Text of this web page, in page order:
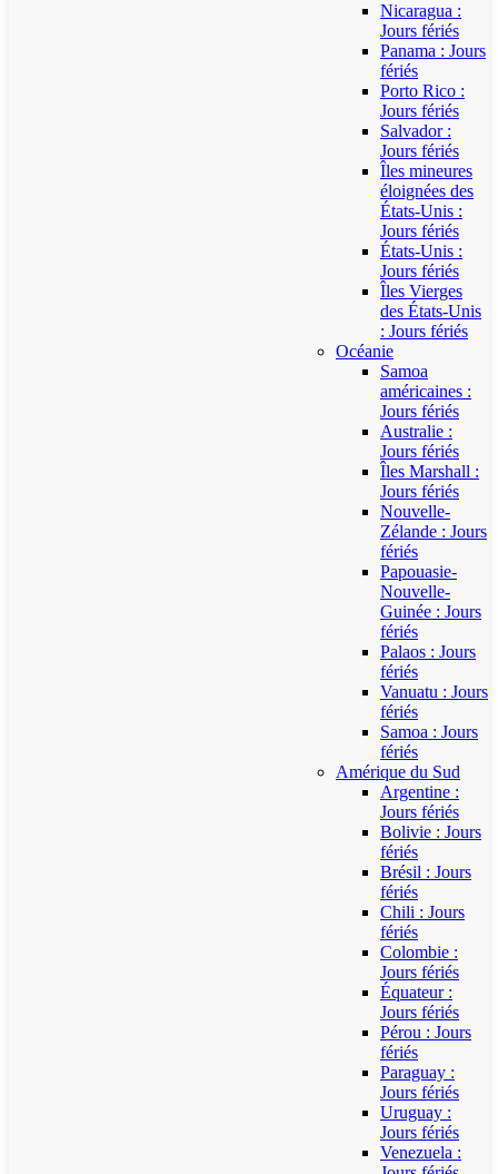
Nicaragua :
Jours fériés
Panama : Jours
fériés
Porto Rico :
Jours fériés
Salvador :
Jours fériés
Îles mineures
éloignées des
États-Unis :
Jours fériés
États-Unis :
Jours fériés
Îles Vierges
des États-Unis
: Jours fériés
Océanie
Samoa
américaines :
Jours fériés
Australie :
Jours fériés
Îles Marshall :
Jours fériés
Nouvelle-
Zélande : Jours
fériés
Papouasie-
Nouvelle-
Guinée : Jours
fériés
Palaos : Jours
fériés
Vanuatu : Jours
fériés
Samoa : Jours
fériés
Amérique du Sud
Argentine :
Jours fériés
Bolivie : Jours
fériés
Brésil : Jours
fériés
Chili : Jours
fériés
Colombie :
Jours fériés
Équateur :
Jours fériés
Pérou : Jours
fériés
Paraguay :
Jours fériés
Uruguay :
Jours fériés
Venezuela :